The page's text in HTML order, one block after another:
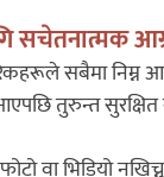
सचेतनात्मक
सबैमा निम्न
तुरुन्त सुरक्षित